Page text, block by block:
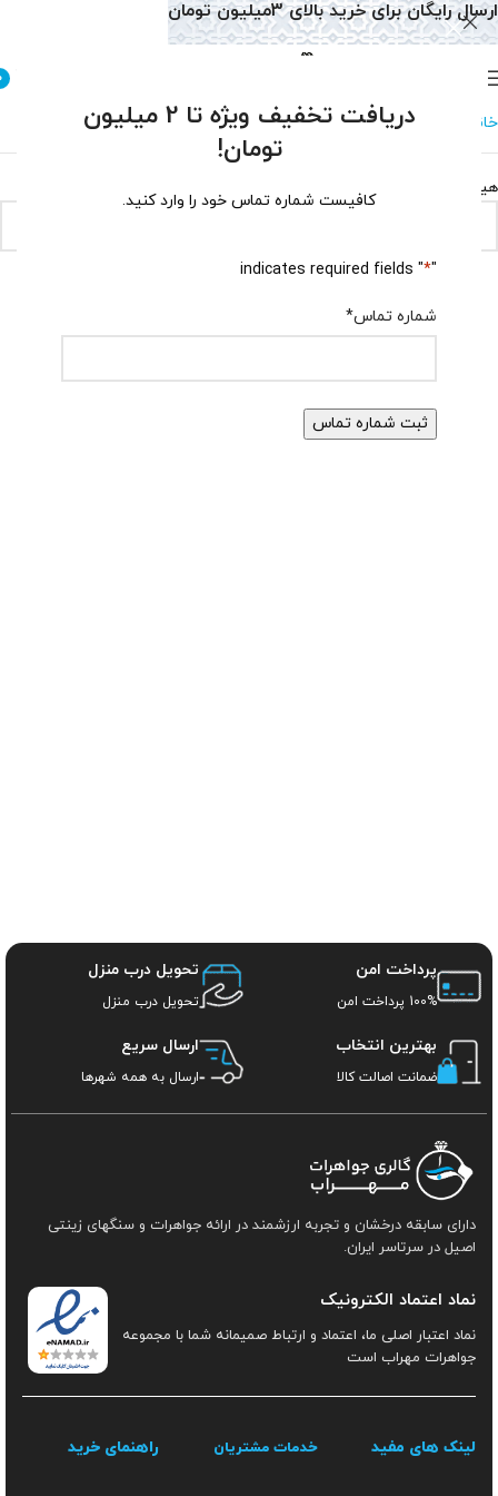
دریافت تخفیف ویژه تا 2 میلیون
تومان!
کافیست شماره تماس خود را وارد کنید.
"
*
" indicates required fields
شماره تماس*
خانه دستبند دستبند توپاز
هیچ محصولی یافت نشد.
پرداخت امن
100% پرداخت امن
تحویل درب منزل
تحویل درب منزل
بهترین انتخاب
ضمانت اصالت کالا
ارسال سریع
ارسال به همه شهرها
دارای سابقه درخشان و تجربه ارزشمند در ارائه جواهرات و سنگهای زینتی
اصیل در سرتاسر ایران.
نماد اعتماد الکترونیک
نماد اعتبار اصلی ما، اعتماد و ارتباط صمیمانه شما با مجموعه
جواهرات مهراب است
لینک های مفید خدمات مشتریان راهنمای خرید
ارسال رایگان برای خرید بالای 3میلیون تومان